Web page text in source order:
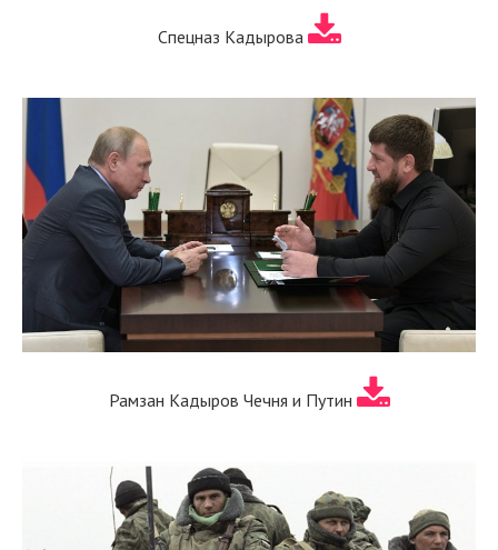
Спецназ Кадырова
Рамзан Кадыров Чечня и Путин